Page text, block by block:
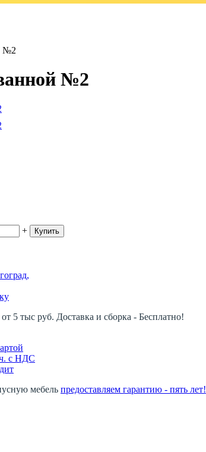
№2
№2
+
Купить
5 тыс руб. Доставка и сборка - Бесплатно!
с НДС
мебель предоставляем гарантию - пять лет!